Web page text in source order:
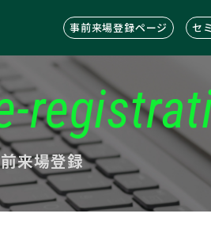
事前来場登録ページ セ
来場登録